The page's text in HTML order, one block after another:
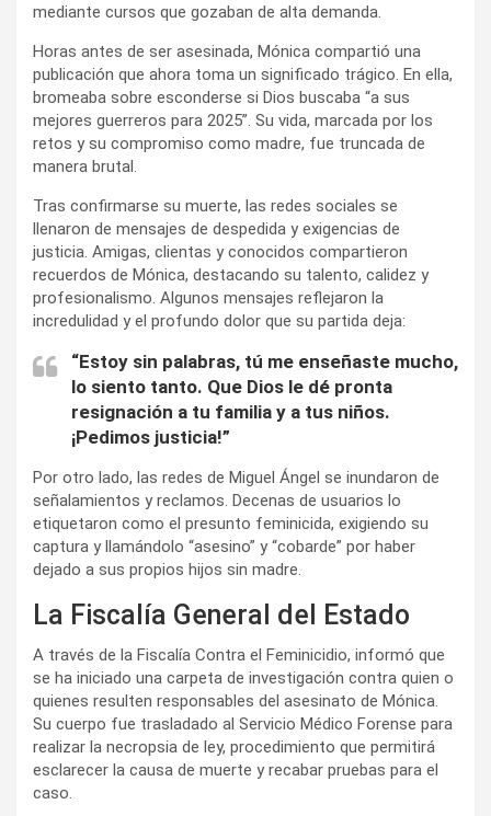
mediante cursos que gozaban de alta demanda.
Horas antes de ser asesinada, Mónica compartió una
publicación que ahora toma un significado trágico. En ella,
bromeaba sobre esconderse si Dios buscaba “a sus
mejores guerreros para 2025”. Su vida, marcada por los
retos y su compromiso como madre, fue truncada de
manera brutal.
Tras confirmarse su muerte, las redes sociales se
llenaron de mensajes de despedida y exigencias de
justicia. Amigas, clientas y conocidos compartieron
recuerdos de Mónica, destacando su talento, calidez y
profesionalismo. Algunos mensajes reflejaron la
incredulidad y el profundo dolor que su partida deja:
“Estoy sin palabras, tú me enseñaste mucho,
lo siento tanto. Que Dios le dé pronta
resignación a tu familia y a tus niños.
¡Pedimos justicia!”
Por otro lado, las redes de Miguel Ángel se inundaron de
señalamientos y reclamos. Decenas de usuarios lo
etiquetaron como el presunto feminicida, exigiendo su
captura y llamándolo “asesino” y “cobarde” por haber
dejado a sus propios hijos sin madre.
La Fiscalía General del Estado
A través de la Fiscalía Contra el Feminicidio, informó que
se ha iniciado una carpeta de investigación contra quien o
quienes resulten responsables del asesinato de Mónica.
Su cuerpo fue trasladado al Servicio Médico Forense para
realizar la necropsia de ley, procedimiento que permitirá
esclarecer la causa de muerte y recabar pruebas para el
caso.